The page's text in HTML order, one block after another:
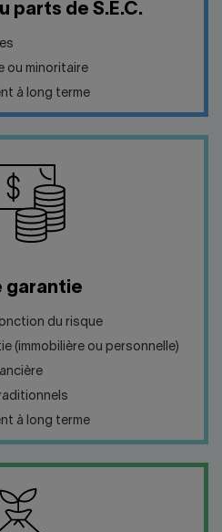
parts de S.E.C.
ou minoritaire
à long terme
garantie
du risque
(immobilière ou personnelle)
à long terme